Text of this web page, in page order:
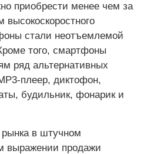
приобрести менее чем за
стали неотъемлемой
того, смартфоны
ряд альтернативных
плеер, диктофон,
будильник, фонарик и
в штучном
выражении продажи